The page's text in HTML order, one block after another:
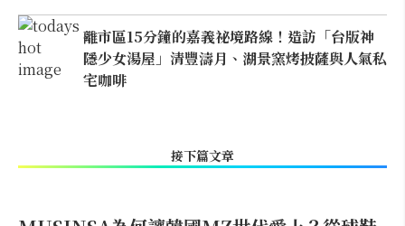
離市區15分鐘的嘉義祕境路線！造訪「台版神
隱少女湯屋」清豐濤月、湖景窯烤披薩與人氣私
宅咖啡
接下篇文章